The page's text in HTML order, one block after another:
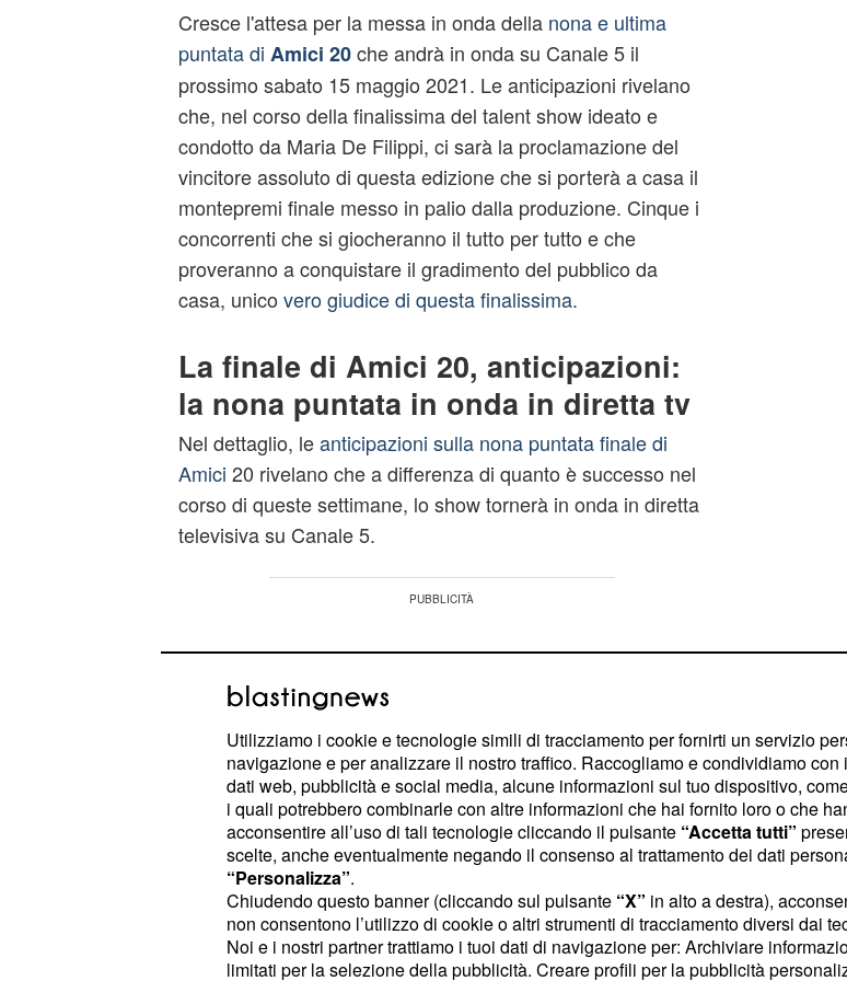
Cresce l'attesa per la messa in onda della nona e ultima
puntata di Amici 20che andrà in onda su Canale 5 il
prossimo sabato 15 maggio 2021. Le anticipazioni rivelano
che, nel corso della finalissima del talent show ideato e
condotto da Maria De Filippi, ci sarà la proclamazione del
vincitore assoluto di questa edizione che si porterà a casa il
montepremi finale messo in palio dalla produzione. Cinque i
concorrenti che si giocheranno il tutto per tutto e che
proveranno a conquistare il gradimento del pubblico da
casa, unico vero giudice di questa finalissima.
La finale di Amici 20, anticipazioni:
la nona puntata in onda in diretta tv
Nel dettaglio, leanticipazioni sulla nona puntata finale di
Amici 20 rivelano che a differenza di quanto è successo nel
corso di queste settimane, lo show tornerà in onda in diretta
televisiva su Canale 5.
Il 15 maggio, infatti, la finalissima del programma sarà
Utilizziamo i cookie e tecnologie simili di tracciamento per fornirti un servizio
navigazione e per analizzare il nostro traffico. Raccogliamo e condividiamo con
dati web, pubblicità e social media, alcune informazioni sul tuo dispositivo,
i quali potrebbero combinarle con altre informazioni che hai fornito loro o che
acconsentire all’uso di tali tecnologie cliccando il pulsante “Accetta tutti”
scelte, anche eventualmente negando il consenso al trattamento dei dati
“Personalizza”.
Chiudendo questo banner (cliccando sul pulsante “X” in alto a destra),
non consentono l’utilizzo di cookie o altri strumenti di tracciamento diversi dai
Noi e i nostri partner trattiamo i tuoi dati di navigazione per: Archiviare
limitati per la selezione della pubblicità. Creare profili per la pubblicità